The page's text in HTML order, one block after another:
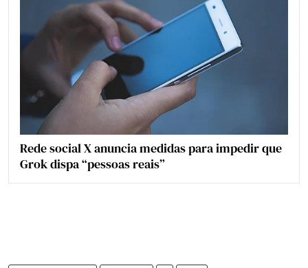
Rede social X anuncia medidas para impedir que
Grok dispa “pessoas reais”